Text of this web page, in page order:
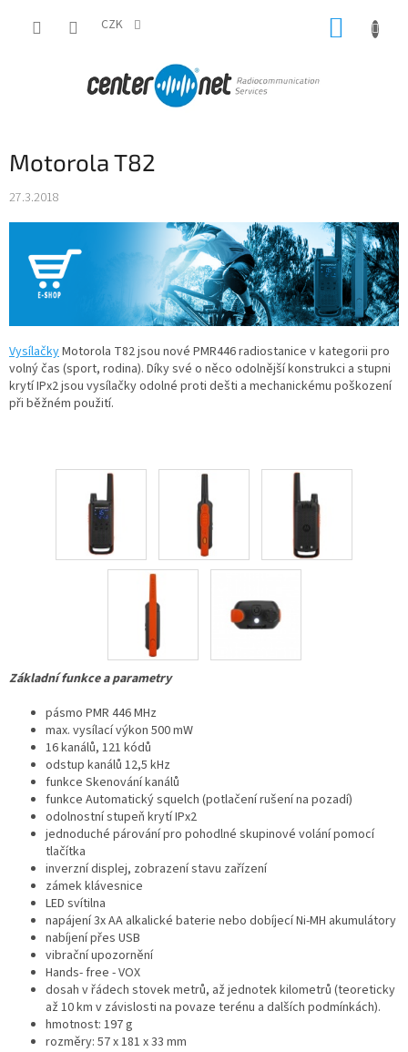
CZK
Motorola T82
27.3.2018
VysílačkyMotorola T82 jsou nové PMR446 radiostanice v kategorii pro
volný čas (sport, rodina). Díky své o něco odolnější konstrukci a stupni
krytí IPx2 jsou vysílačky odolné proti dešti a mechanickému poškození
při běžném použití.
Základní funkce a parametry
pásmo PMR 446 MHz
max. vysílací výkon 500 mW
16 kanálů, 121 kódů
odstup kanálů 12,5 kHz
funkce Skenování kanálů
funkce Automatický squelch (potlačení rušení na pozadí)
odolnostní stupeň krytí IPx2
jednoduché párování pro pohodlné skupinové volání pomocí
tlačítka
inverzní displej, zobrazení stavu zařízení
zámek klávesnice
LED svítilna
napájení 3x AA alkalické baterie nebo dobíjecí Ni-MH akumulátory
nabíjení přes USB
vibrační upozornění
Hands- free - VOX
dosah v řádech stovek metrů, až jednotek kilometrů (teoreticky
až 10 km v závislosti na povaze terénu a dalších podmínkách).
hmotnost: 197 g
rozměry: 57 x 181 x 33 mm